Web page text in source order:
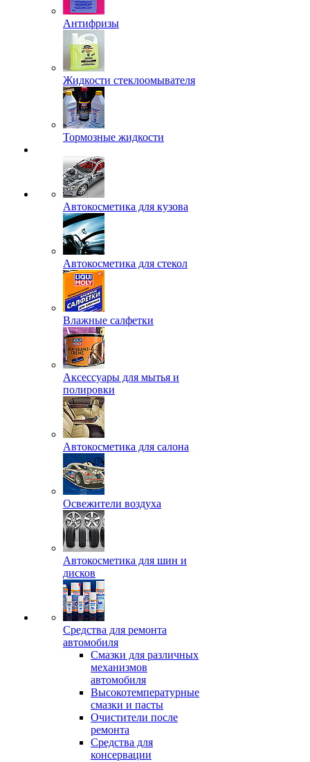
Антифризы
Жидкости стеклоомывателя
Тормозные жидкости
Автокосметика для кузова
Автокосметика для стекол
Влажные салфетки
Аксессуары для мытья и
полировки
Автокосметика для салона
Освежители воздуха
Автокосметика для шин и
дисков
Средства для ремонта
автомобиля
Смазки для различных
механизмов
автомобиля
Высокотемпературные
смазки и пасты
Очистители после
ремонта
Средства для
консервации